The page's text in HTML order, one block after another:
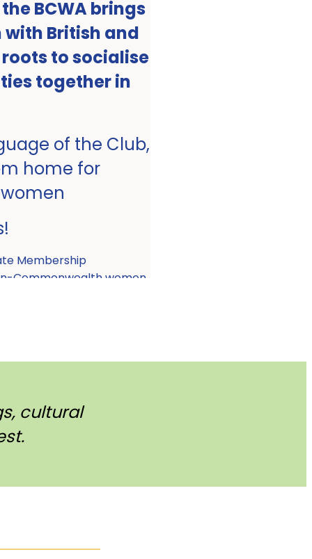
BCWA brings
British and
to socialise
together in
of the Club,
home for
Membership
Commonwealth women.
cultural